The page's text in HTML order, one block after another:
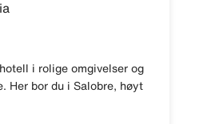
i rolige omgivelser og
Her bor du i Salobre, høyt